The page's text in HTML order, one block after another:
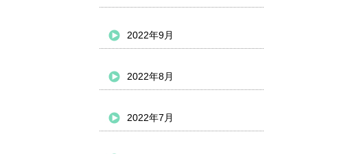
2022年9月
2022年8月
2022年7月